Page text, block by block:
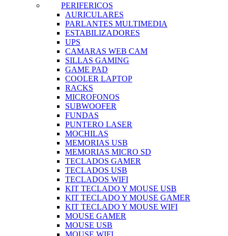
PERIFERICOS
AURICULARES
PARLANTES MULTIMEDIA
ESTABILIZADORES
UPS
CAMARAS WEB CAM
SILLAS GAMING
GAME PAD
COOLER LAPTOP
RACKS
MICROFONOS
SUBWOOFER
FUNDAS
PUNTERO LASER
MOCHILAS
MEMORIAS USB
MEMORIAS MICRO SD
TECLADOS GAMER
TECLADOS USB
TECLADOS WIFI
KIT TECLADO Y MOUSE USB
KIT TECLADO Y MOUSE GAMER
KIT TECLADO Y MOUSE WIFI
MOUSE GAMER
MOUSE USB
MOUSE WIFI